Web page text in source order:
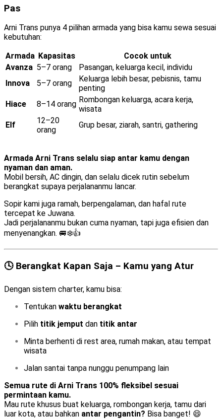
Pas
Arni Trans punya 4 pilihan armada yang bisa kamu sewa sesuai
kebutuhan:
Armada Kapasitas
Cocok untuk
Avanza 5–7 orang
Pasangan, keluarga kecil, individu
Innova
5–7 orang
Keluarga lebih besar, pebisnis, tamu
penting
Hiace
8–14 orang Rombongan keluarga, acara kerja,
wisata
Elf
12–20
orang
Grup besar, ziarah, santri, gathering
Armada Arni Trans selalu siap antar kamu dengan
nyaman dan aman.
Mobil bersih, AC dingin, dan selalu dicek rutin sebelum
berangkat supaya perjalananmu lancar.
Sopir kami juga ramah, berpengalaman, dan hafal rute
tercepat ke Juwana.
Jadi perjalananmu bukan cuma nyaman, tapi juga efisien dan
menyenangkan. 🚐❄️👍
🕓 Berangkat Kapan Saja – Kamu yang Atur
Dengan sistem charter, kamu bisa:
Tentukan waktu berangkat
Pilih titik jemput dan titik antar
Minta berhenti di rest area, rumah makan, atau tempat
wisata
Jalan santai tanpa nunggu penumpang lain
Semua rute di Arni Trans 100% fleksibel sesuai
permintaan kamu.
Mau rute khusus buat keluarga, rombongan kerja, tamu dari
luar kota, atau bahkan antar pengantin? Bisa banget! 😄